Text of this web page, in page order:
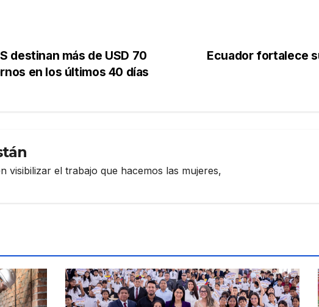
Ecuador fortalece
destinan más de USD 70
en los últimos 40 días
visibilizar el trabajo que hacemos las mujeres,